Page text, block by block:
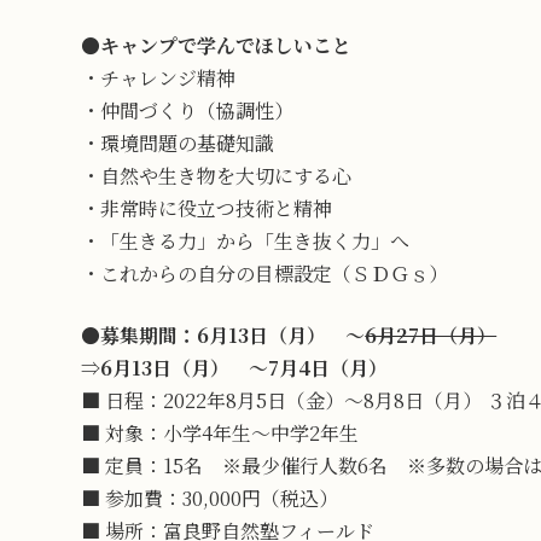
●キャンプで学んでほしいこと
・チャレンジ精神
・仲間づくり（協調性）
・環境問題の基礎知識
・自然や生き物を大切にする心
・非常時に役立つ技術と精神
・「生きる力」から「生き抜く力」へ
・これからの自分の目標設定（ＳＤＧｓ）
●募集期間：6月13日（月） ～6月27日（月）
⇒6月13日（月） ～7月4日（月）
■ 日程：2022年8月5日（金）～8月8日（月） ３泊
■ 対象：小学4年生～中学2年生
■ 定員：15名 ※最少催行人数6名 ※多数の場合
■ 参加費：30,000円（税込）
■ 場所：富良野自然塾フィールド